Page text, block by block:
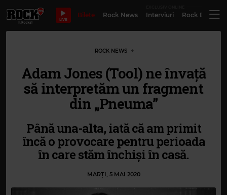
LIVE
Bilete Rock News Interviuri Rock
ROCK NEWS
Adam Jones (Tool) ne învață
să interpretăm un fragment
din „Pneuma”
Până una-alta, iată că am primit
încă o provocare pentru perioada
în care stăm închiși în casă.
MARȚI, 5 MAI 2020